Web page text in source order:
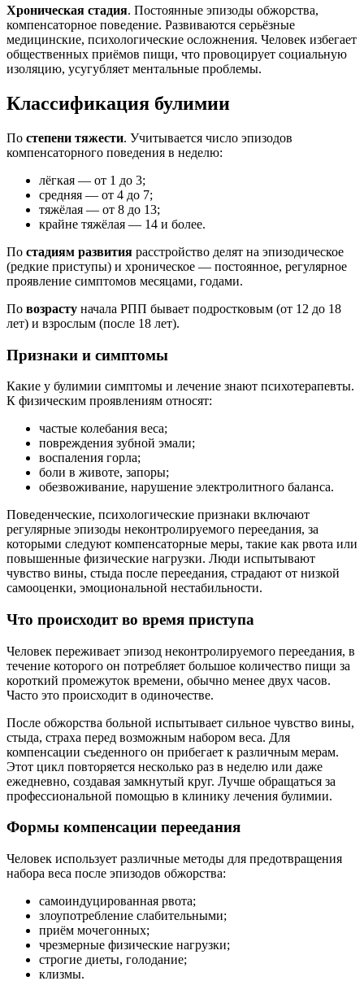
Хроническая стадия. Постоянные эпизоды обжорства,
компенсаторное поведение. Развиваются серьёзные
медицинские, психологические осложнения. Человек избегает
общественных приёмов пищи, что провоцирует социальную
изоляцию, усугубляет ментальные проблемы.
Классификация булимии
По степени тяжести. Учитывается число эпизодов
компенсаторного поведения в неделю:
лёгкая ― от 1 до 3;
средняя ― от 4 до 7;
тяжёлая ― от 8 до 13;
крайне тяжёлая ― 14 и более.
По стадиям развития расстройство делят на эпизодическое
(редкие приступы) и хроническое ― постоянное, регулярное
проявление симптомов месяцами, годами.
По возрасту начала РПП бывает подростковым (от 12 до 18
лет) и взрослым (после 18 лет).
Признаки и симптомы
Какие у булимии симптомы и лечение знают психотерапевты.
К физическим проявлениям относят:
частые колебания веса;
повреждения зубной эмали;
воспаления горла;
боли в животе, запоры;
обезвоживание, нарушение электролитного баланса.
Поведенческие, психологические признаки включают
регулярные эпизоды неконтролируемого переедания, за
которыми следуют компенсаторные меры, такие как рвота или
повышенные физические нагрузки. Люди испытывают
чувство вины, стыда после переедания, страдают от низкой
самооценки, эмоциональной нестабильности.
Что происходит во время приступа
Человек переживает эпизод неконтролируемого переедания, в
течение которого он потребляет большое количество пищи за
короткий промежуток времени, обычно менее двух часов.
Часто это происходит в одиночестве.
После обжорства больной испытывает сильное чувство вины,
стыда, страха перед возможным набором веса. Для
компенсации съеденного он прибегает к различным мерам.
Этот цикл повторяется несколько раз в неделю или даже
ежедневно, создавая замкнутый круг. Лучше обращаться за
профессиональной помощью в клинику лечения булимии.
Формы компенсации переедания
Человек использует различные методы для предотвращения
набора веса после эпизодов обжорства:
самоиндуцированная рвота;
злоупотребление слабительными;
приём мочегонных;
чрезмерные физические нагрузки;
строгие диеты, голодание;
клизмы.